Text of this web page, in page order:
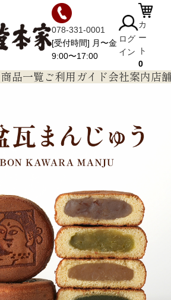
078-331-0001
[受付時間] 月〜金
9:00〜17:00
ログ
イン
カ
ー
ト
0
商品一覧 ご利用ガイド会社案内 店